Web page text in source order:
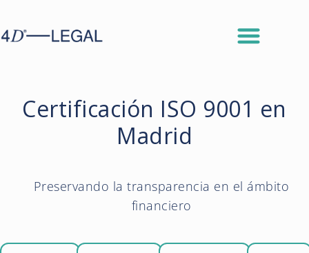
Certificación ISO 9001 en
Madrid
Preservando la transparencia en el ámbito
financiero